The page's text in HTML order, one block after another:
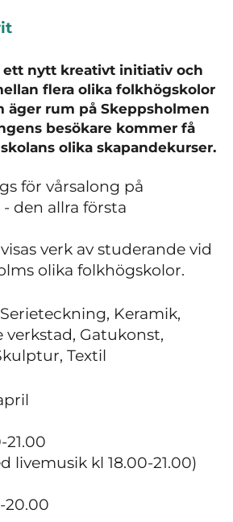
ett nytt kreativt initiativ och
flera olika folkhögskolor
äger rum på Skeppsholmen
besökare kommer få
olika skapandekurser.
för vårsalong på
den allra första
verk av studerande vid
olika folkhögskolor.
Keramik,
verkstad, Gatukonst,
Textil
21.00
livemusik kl 18.00-21.00)
20.00